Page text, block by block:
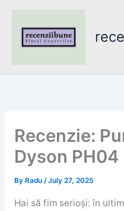
content
Recenzie:
Dyson PH04
By Radu /July 27, 2025
Hai să fim serioși: în